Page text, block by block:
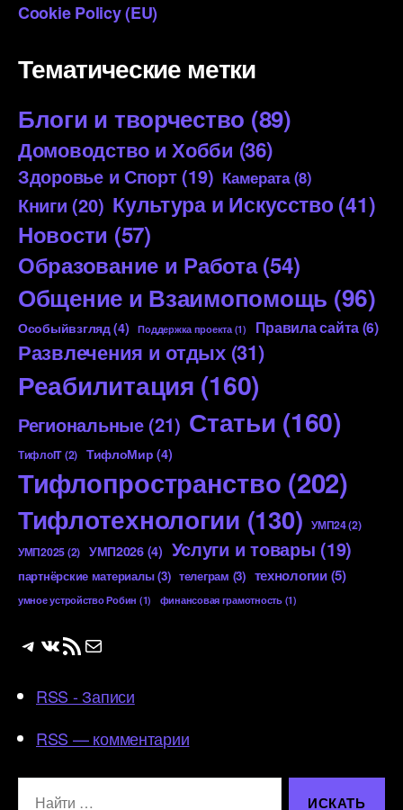
Cookie Policy (EU)
Тематические метки
Блоги и творчество (89)
Домоводство и Хобби (36)
Здоровье и Спорт(19) Камерата(8)
Книги (20) Культура и Искусство(41)
Новости (57)
Образование и Работа(54)
Общение и Взаимопомощь (96)
Особыйвзгляд(4) Поддержка проекта(1) Правила сайта(6)
Развлечения и отдых(31)
Реабилитация (160)
Региональные(21) Статьи (160)
ТифлоIT(2) ТифлоМир (4)
Тифлопространство (202)
Тифлотехнологии (130) УМП24(2)
УМП2025(2) УМП2026(4) Услуги и товары (19)
партнёрские материалы(3) телеграм (3) технологии(5)
умное устройство Робин (1) финансовая грамотность(1)
Telegram
ВКонтакте
RSS-лентаПочта
RSS - Записи
RSS — комментарии